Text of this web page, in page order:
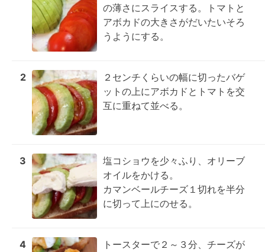
の薄さにスライスする。トマトと
アボカドの大きさがだいたいそろ
うようにする。
2
２センチくらいの幅に切ったバゲ
ットの上にアボカドとトマトを交
互に重ねて並べる。
3
塩コショウを少々ふり、オリーブ
オイルをかける。
カマンベールチーズ１切れを半分
に切って上にのせる。
4
トースターで２～３分、チーズが